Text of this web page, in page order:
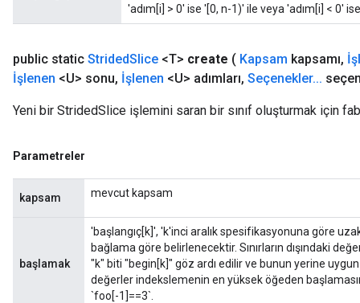
'adım[i] > 0' ise '[0, n-1)' ile veya 'adım[i] < 0'
public static StridedSlice <T> create ( Kapsam kapsamı,
İşlenen <U> sonu, İşlenen <U> adımları, Seçenekler...
Yeni bir StridedSlice işlemini saran bir sınıf oluşturmak için
Parametreler
kapsam mevcut kapsam
başlamak
'başlangıç[k]', 'k'inci aralık spesifikasyonuna göre
bağlama göre belirlenecektir. Sınırların dışındaki
"k" biti "begin[k]" göz ardı edilir ve bunun yerine uygun
değerler indekslemenin en yüksek öğeden
`foo[-1]==3`.